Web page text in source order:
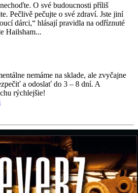
O své budoucnosti příliš
Pečlivě pečujte o své zdraví. Jste jiní
dárci,“ hlásají pravidla na odříznuté
Hailsham...
nemáme na sklade, ale zvyčajne
a odoslať do 3 – 8 dní. A
rýchlejšie!